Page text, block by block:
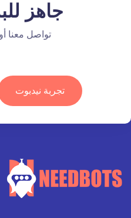
جاهز
تواصل معنا
تجربة نيدبوت